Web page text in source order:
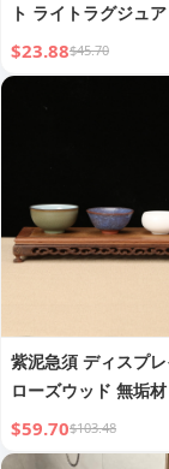
ト ライトラグジュ
トランランプ クリエ
$23.88$45.70
紫泥急須 ディスプ
ローズウッド 無垢
ラケット
$59.70$103.48